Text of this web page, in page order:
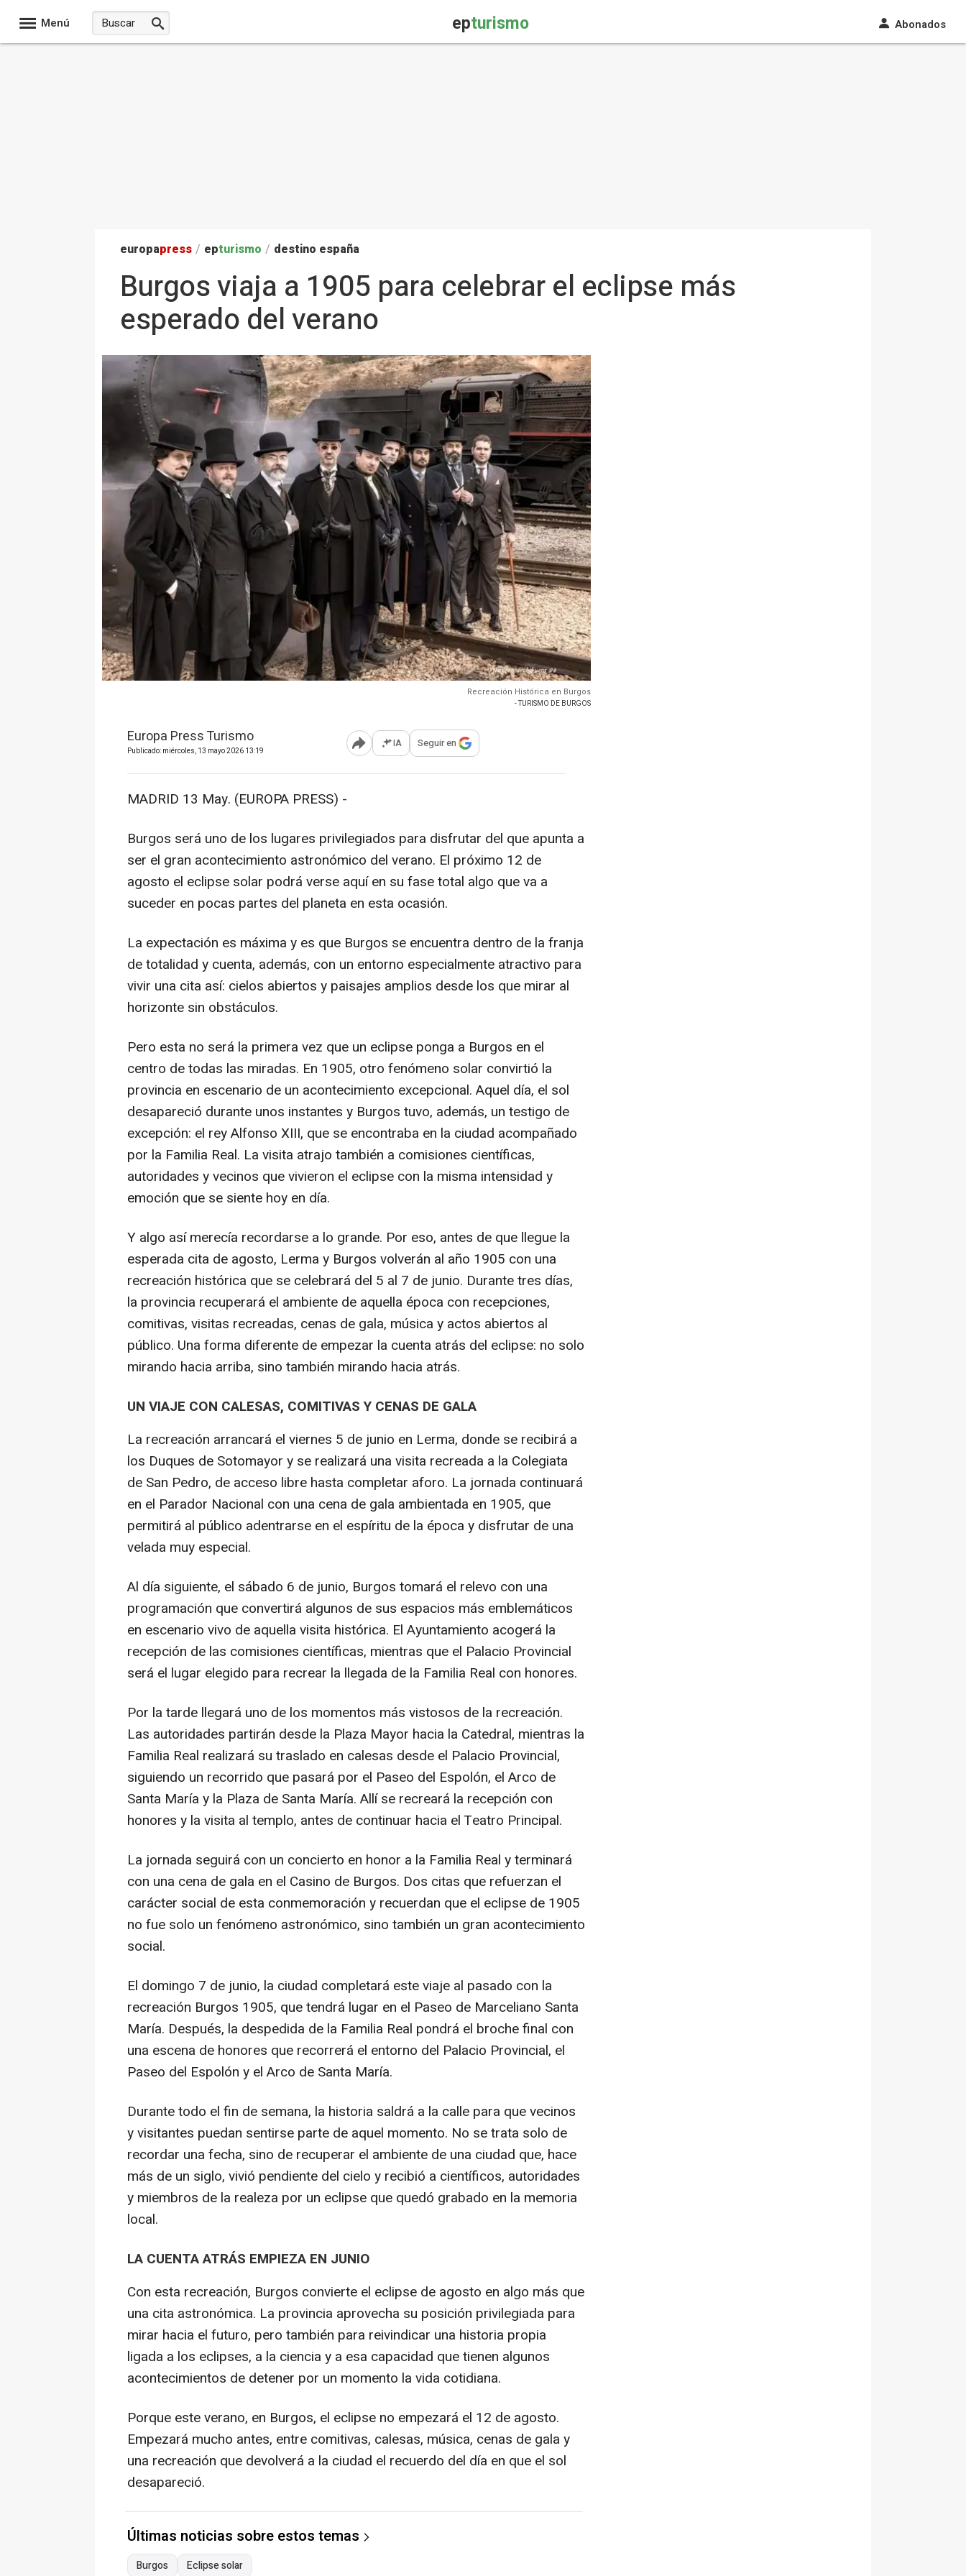
Menú epturismo Abonados
europapress / epturismo / destino españa
Burgos viaja a 1905 para celebrar el eclipse más
esperado del verano
Recreación Histórica en Burgos
- TURISMO DE BURGOS
Europa Press Turismo
Publicado: miércoles, 13 mayo 2026 13:19 Abrir opciones para compartir
IA Seguir en
MADRID 13 May. (EUROPA PRESS) -
Burgos será uno de los lugares privilegiados para disfrutar del que apunta a
ser el gran acontecimiento astronómico del verano. El próximo 12 de
agosto el eclipse solar podrá verse aquí en su fase total algo que va a
suceder en pocas partes del planeta en esta ocasión.
La expectación es máxima y es que Burgos se encuentra dentro de la franja
de totalidad y cuenta, además, con un entorno especialmente atractivo para
vivir una cita así: cielos abiertos y paisajes amplios desde los que mirar al
horizonte sin obstáculos.
Pero esta no será la primera vez que un eclipse ponga a Burgos en el
centro de todas las miradas. En 1905, otro fenómeno solar convirtió la
provincia en escenario de un acontecimiento excepcional. Aquel día, el sol
desapareció durante unos instantes y Burgos tuvo, además, un testigo de
excepción: el rey Alfonso XIII, que se encontraba en la ciudad acompañado
por la Familia Real. La visita atrajo también a comisiones científicas,
autoridades y vecinos que vivieron el eclipse con la misma intensidad y
emoción que se siente hoy en día.
Y algo así merecía recordarse a lo grande. Por eso, antes de que llegue la
esperada cita de agosto, Lerma y Burgos volverán al año 1905 con una
recreación histórica que se celebrará del 5 al 7 de junio. Durante tres días,
la provincia recuperará el ambiente de aquella época con recepciones,
comitivas, visitas recreadas, cenas de gala, música y actos abiertos al
público. Una forma diferente de empezar la cuenta atrás del eclipse: no solo
mirando hacia arriba, sino también mirando hacia atrás.
UN VIAJE CON CALESAS, COMITIVAS Y CENAS DE GALA
La recreación arrancará el viernes 5 de junio en Lerma, donde se recibirá a
los Duques de Sotomayor y se realizará una visita recreada a la Colegiata
de San Pedro, de acceso libre hasta completar aforo. La jornada continuará
en el Parador Nacional con una cena de gala ambientada en 1905, que
permitirá al público adentrarse en el espíritu de la época y disfrutar de una
velada muy especial.
Al día siguiente, el sábado 6 de junio, Burgos tomará el relevo con una
programación que convertirá algunos de sus espacios más emblemáticos
en escenario vivo de aquella visita histórica. El Ayuntamiento acogerá la
recepción de las comisiones científicas, mientras que el Palacio Provincial
será el lugar elegido para recrear la llegada de la Familia Real con honores.
Por la tarde llegará uno de los momentos más vistosos de la recreación.
Las autoridades partirán desde la Plaza Mayor hacia la Catedral, mientras la
Familia Real realizará su traslado en calesas desde el Palacio Provincial,
siguiendo un recorrido que pasará por el Paseo del Espolón, el Arco de
Santa María y la Plaza de Santa María. Allí se recreará la recepción con
honores y la visita al templo, antes de continuar hacia el Teatro Principal.
La jornada seguirá con un concierto en honor a la Familia Real y terminará
con una cena de gala en el Casino de Burgos. Dos citas que refuerzan el
carácter social de esta conmemoración y recuerdan que el eclipse de 1905
no fue solo un fenómeno astronómico, sino también un gran acontecimiento
social.
El domingo 7 de junio, la ciudad completará este viaje al pasado con la
recreación Burgos 1905, que tendrá lugar en el Paseo de Marceliano Santa
María. Después, la despedida de la Familia Real pondrá el broche final con
una escena de honores que recorrerá el entorno del Palacio Provincial, el
Paseo del Espolón y el Arco de Santa María.
Durante todo el fin de semana, la historia saldrá a la calle para que vecinos
y visitantes puedan sentirse parte de aquel momento. No se trata solo de
recordar una fecha, sino de recuperar el ambiente de una ciudad que, hace
más de un siglo, vivió pendiente del cielo y recibió a científicos, autoridades
y miembros de la realeza por un eclipse que quedó grabado en la memoria
local.
LA CUENTA ATRÁS EMPIEZA EN JUNIO
Con esta recreación, Burgos convierte el eclipse de agosto en algo más que
una cita astronómica. La provincia aprovecha su posición privilegiada para
mirar hacia el futuro, pero también para reivindicar una historia propia
ligada a los eclipses, a la ciencia y a esa capacidad que tienen algunos
acontecimientos de detener por un momento la vida cotidiana.
Porque este verano, en Burgos, el eclipse no empezará el 12 de agosto.
Empezará mucho antes, entre comitivas, calesas, música, cenas de gala y
una recreación que devolverá a la ciudad el recuerdo del día en que el sol
desapareció.
Últimas noticias sobre estos temas
Burgos Eclipse solar